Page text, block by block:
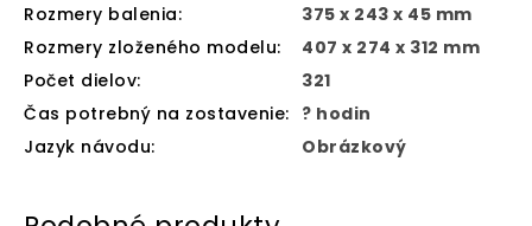
Rozmery balenia:
375 x 243 x 45 mm
Rozmery zloženého modelu:
407 x 274 x 312 mm
Počet dielov:
321
Čas potrebný na zostavenie: ? hodin
Jazyk návodu: Obrázkový